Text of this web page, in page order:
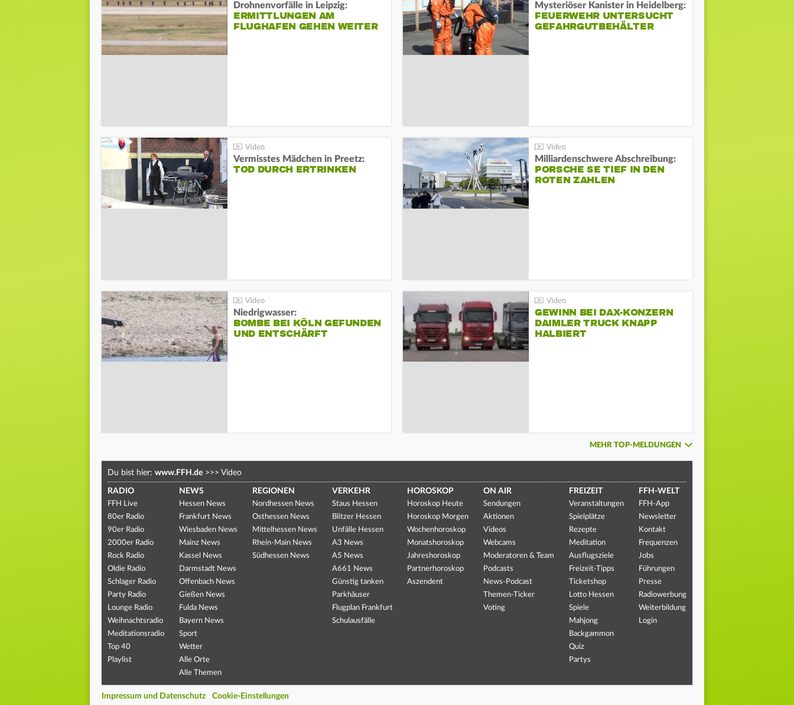
Drohnenvorfälle in Leipzig:
ERMITTLUNGEN AM
FLUGHAFEN GEHEN WEITER
Mysteriöser Kanister in Heidelberg:
FEUERWEHR UNTERSUCHT
GEFAHRGUTBEHÄLTER
Vermisstes Mädchen in Preetz:
TOD DURCH ERTRINKEN
Milliardenschwere Abschreibung:
PORSCHE SE TIEF IN DEN
ROTEN ZAHLEN
Niedrigwasser:
BOMBE BEI KÖLN GEFUNDEN
UND ENTSCHÄRFT
GEWINN BEI DAX-KONZERN
DAIMLER TRUCK KNAPP
HALBIERT
MEHR TOP-MELDUNGEN
Du bist hier: www.FFH.de >>> Video
RADIO
FFH Live
80er Radio
90er Radio
2000er Radio
Rock Radio
Oldie Radio
Schlager Radio
Party Radio
Lounge Radio
Weihnachtsradio
Meditationsradio
Top 40
Playlist
NEWS
Hessen News
Frankfurt News
Wiesbaden News
Mainz News
Kassel News
Darmstadt News
Offenbach News
Gießen News
Fulda News
Bayern News
Sport
Wetter
Alle Orte
Alle Themen
REGIONEN
Nordhessen News
Osthessen News
Mittelhessen News
Rhein-Main News
Südhessen News
VERKEHR
Staus Hessen
Blitzer Hessen
Unfälle Hessen
A3 News
A5 News
A661 News
Günstig tanken
Parkhäuser
Flugplan Frankfurt
Schulausfälle
HOROSKOP
Horoskop Heute
Horoskop Morgen
Wochenhoroskop
Monatshoroskop
Jahreshoroskop
Partnerhoroskop
Aszendent
ON AIR
Sendungen
Aktionen
Videos
Webcams
Moderatoren & Team
Podcasts
News-Podcast
Themen-Ticker
Voting
FREIZEIT
Veranstaltungen
Spielplätze
Rezepte
Meditation
Ausflugsziele
Freizeit-Tipps
Ticketshop
Lotto Hessen
Spiele
Mahjong
Backgammon
Quiz
Partys
FFH-WELT
FFH-App
Newsletter
Kontakt
Frequenzen
Jobs
Führungen
Presse
Radiowerbung
Weiterbildung
Login
Impressum und Datenschutz Cookie-Einstellungen